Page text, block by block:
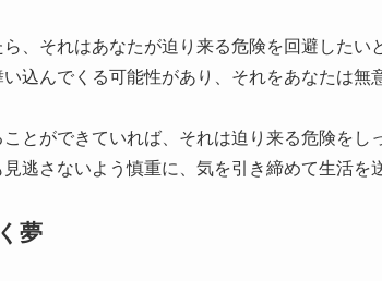
、それはあなたが迫り来る危険を回避したい
込んでくる可能性があり、それをあなたは無
とができていれば、それは迫り来る危険をし
逃さないよう慎重に、気を引き締めて生活を
夢